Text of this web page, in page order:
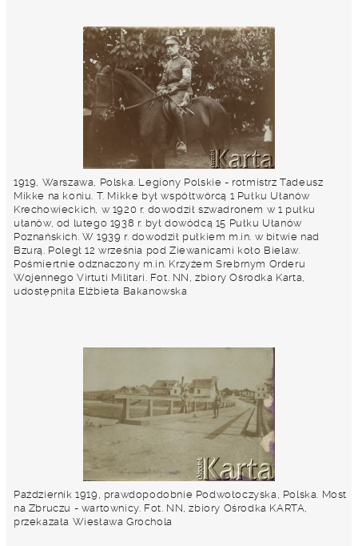
1919, Warszawa, Polska. Legiony Polskie - rotmistrz Tadeusz
Mikke na koniu. T. Mikke był współtwórcą 1 Pułku Ułanów
Krechowieckich, w 1920 r. dowodził szwadronem w 1 pułku
ułanów, od lutego 1938 r. był dowódcą 15 Pułku Ułanów
Poznańskich. W 1939 r. dowodził pułkiem m.in. w bitwie nad
Bzurą. Poległ 12 września pod Ziewanicami koło Bielaw.
Pośmiertnie odznaczony m.in. Krzyżem Srebrnym Orderu
Wojennego Virtuti Militari. Fot. NN, zbiory Ośrodka Karta,
udostępniła Elżbieta Bakanowska
Październik 1919, prawdopodobnie Podwołoczyska, Polska. Most
na Zbruczu - wartownicy. Fot. NN, zbiory Ośrodka KARTA,
przekazała Wiesława Grochola